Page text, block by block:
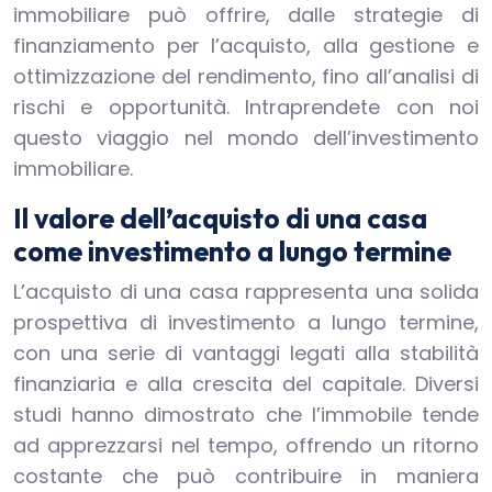
immobiliare può offrire, dalle strategie di
finanziamento per l’acquisto, alla gestione e
ottimizzazione del rendimento, fino all’analisi di
rischi e opportunità. Intraprendete con noi
questo viaggio nel mondo dell’investimento
immobiliare.
Il valore dell’acquisto di una casa
come investimento a lungo termine
L’acquisto di una casa rappresenta una solida
prospettiva di investimento a lungo termine,
con una serie di vantaggi legati alla stabilità
finanziaria e alla crescita del capitale. Diversi
studi hanno dimostrato che l’immobile tende
ad apprezzarsi nel tempo, offrendo un ritorno
costante che può contribuire in maniera